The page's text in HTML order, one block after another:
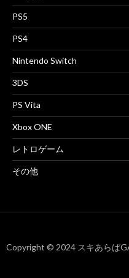
PS5
PS4
Nintendo Switch
3DS
PS Vita
Xbox ONE
レトロゲーム
その他
Copyright © 2024 スキあらば